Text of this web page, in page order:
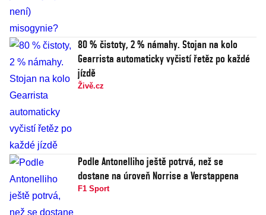
80 % čistoty, 2 % námahy. Stojan na kolo
Gearrista automaticky vyčistí řetěz po každé
jízdě
Živě.cz
Podle Antonelliho ještě potrvá, než se
dostane na úroveň Norrise a Verstappena
F1 Sport